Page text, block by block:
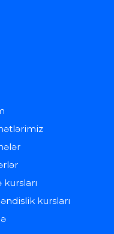
kursları
kursları